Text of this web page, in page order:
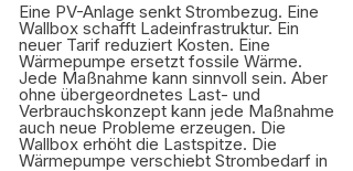
Eine PV-Anlage senkt Strombezug. Eine
Wallbox schafft Ladeinfrastruktur. Ein
neuer Tarif reduziert Kosten. Eine
Wärmepumpe ersetzt fossile Wärme.
Jede Maßnahme kann sinnvoll sein. Aber
ohne übergeordnetes Last- und
Verbrauchskonzept kann jede Maßnahme
auch neue Probleme erzeugen. Die
Wallbox erhöht die Lastspitze. Die
Wärmepumpe verschiebt Strombedarf in